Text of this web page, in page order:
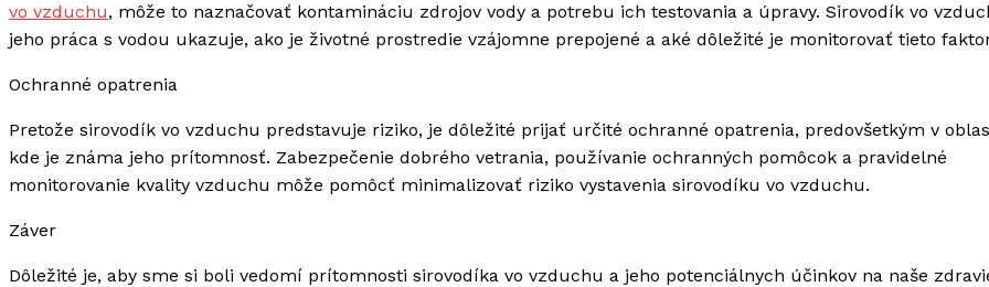
vo vzduchu, môže to naznačovať kontamináciu zdrojov vody a potrebu ich testovania a úpravy. Sirovodík vo
jeho práca s vodou ukazuje, ako je životné prostredie vzájomne prepojené a aké dôležité je monitorovať tieto
Ochranné opatrenia
Pretože sirovodík vo vzduchu predstavuje riziko, je dôležité prijať určité ochranné opatrenia, predovšetkým v
kde je známa jeho prítomnosť. Zabezpečenie dobrého vetrania, používanie ochranných pomôcok a pravidelné
monitorovanie kvality vzduchu môže pomôcť minimalizovať riziko vystavenia sirovodíku vo vzduchu.
Záver
Dôležité je, aby sme si boli vedomí prítomnosti sirovodíka vo vzduchu a jeho potenciálnych účinkov na naše